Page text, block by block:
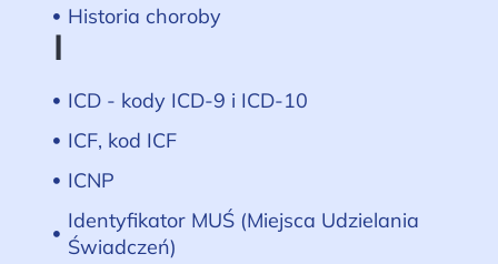
Historia choroby
I
ICD - kody ICD-9 i ICD-10
ICF, kod ICF
ICNP
Identyfikator MUŚ (Miejsca Udzielania
Świadczeń)